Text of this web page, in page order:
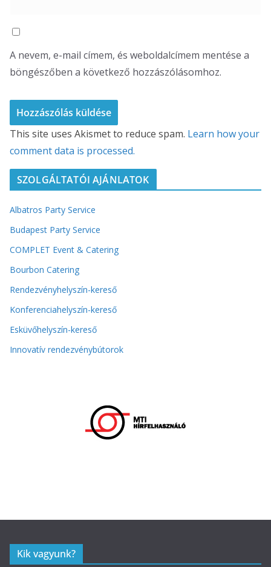
A nevem, e-mail címem, és weboldalcímem mentése a
böngészőben a következő hozzászólásomhoz.
This site uses Akismet to reduce spam. Learn how your
comment data is processed.
SZOLGÁLTATÓI AJÁNLATOK
Albatros Party Service
Budapest Party Service
COMPLET Event & Catering
Bourbon Catering
Rendezvényhelyszín-kereső
Konferenciahelyszín-kereső
Esküvőhelyszín-kereső
Innovatív rendezvénybútorok
Kik vagyunk?